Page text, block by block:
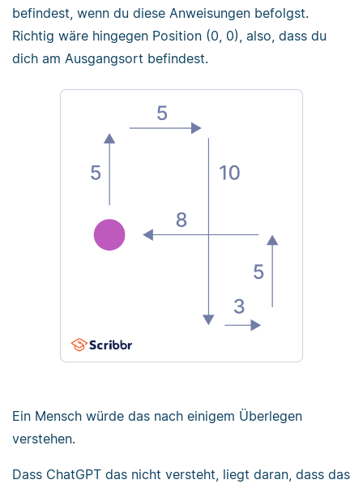
befindest, wenn du diese Anweisungen befolgst.
Richtig wäre hingegen Position (0, 0), also, dass du
dich am Ausgangsort befindest.
Ein Mensch würde das nach einigem Überlegen
verstehen.
Dass ChatGPT das nicht versteht, liegt daran, dass das